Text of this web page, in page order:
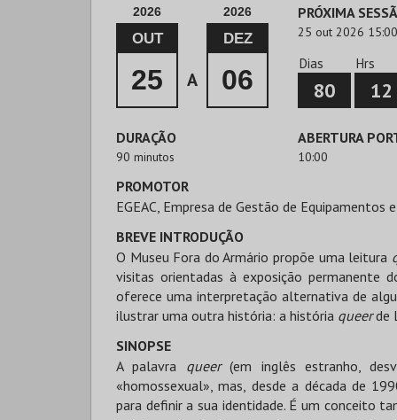
2026
OUT
25 A
2026
DEZ
06
PRÓXIMA
25 out 2026 15:00
Dias
80
Hrs
12
DURAÇÃO
90 minutos
ABERTURA
10:00
PROMOTOR
EGEAC, Empresa de Gestão de Equipamentos
BREVE INTRODUÇÃO
O Museu Fora do Armário propõe uma leitura
visitas orientadas à exposição permanente
oferece uma interpretação alternativa de
ilustrar uma outra história: a história queerde
SINOPSE
A palavra queer(em inglês estranho,
«homossexual», mas, desde a década de
para definir a sua identidade. É um conceito